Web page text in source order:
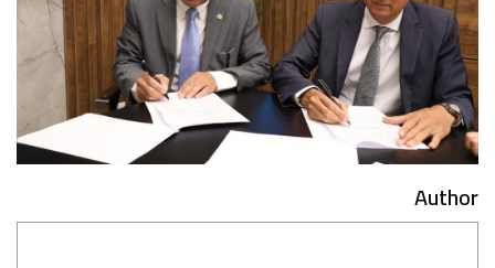
Author